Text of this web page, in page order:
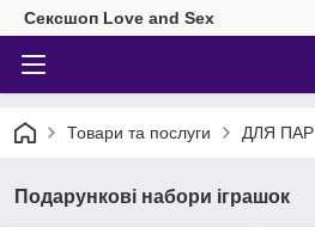
Сексшоп Love and Sex
Товари та послуги ДЛЯ ПАР
Подарункові набори іграшок